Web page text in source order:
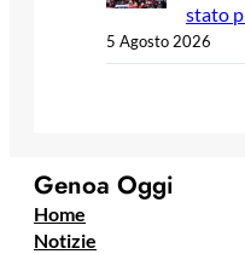
stato
5 Agosto 2026
Genoa Oggi
Home
Notizie